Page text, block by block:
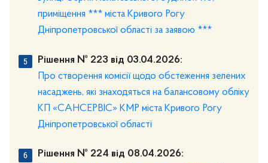
приміщення *** міста Кривого Рогу
Дніпропетровської області за заявою ***
Рішення № 223 від 03.04.2026:
Про створення комісії щодо обстеження зелених
насаджень, які знаходяться на балансовому обліку
КП «САНСЕРВІС» КМР міста Кривого Рогу
Дніпропетровської області
Рішення № 224 від 08.04.2026: